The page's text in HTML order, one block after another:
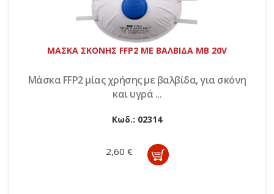
ΜΑΣΚΑ ΣΚΟΝΗΣ FFP2 ΜΕ ΒΑΛΒΙΔΑ MB 20V
Μάσκα FFP2 μίας χρήσης με βαλβίδα, για σκόνη
και υγρά ...
Κωδ.: 02314
2,60 €